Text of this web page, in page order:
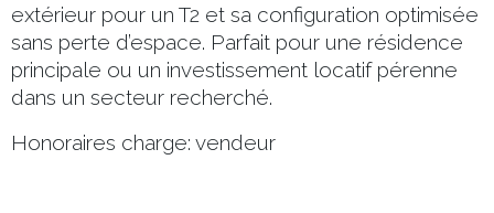
extérieur pour un T2 et sa configuration optimisée
sans perte d’espace. Parfait pour une résidence
principale ou un investissement locatif pérenne
dans un secteur recherché.
Honoraires charge: vendeur